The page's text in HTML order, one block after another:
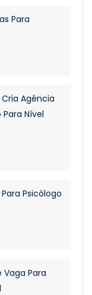
Para
Agência
Nível
Psicólogo
Vaga Para